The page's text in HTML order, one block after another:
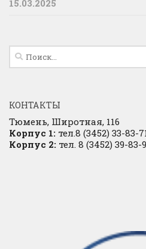
15.03.2025
Найти:
КОНТАКТЫ
Тюмень, Широтная, 116
Корпус 1: тел.8 (3452) 33-83-
Корпус 2: тел. 8 (3452) 39-83-